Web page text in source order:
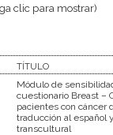
clic para mostrar)
TÍTULO
Módulo de
cuestionario Breast –
pacientes con cáncer
traducción al español
transcultural